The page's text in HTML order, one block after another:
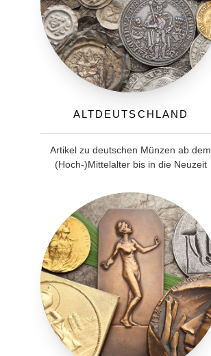
Altdeutschland
Artikel zu deutschen Münzen ab dem
(Hoch-)Mittelalter bis in die Neuzeit